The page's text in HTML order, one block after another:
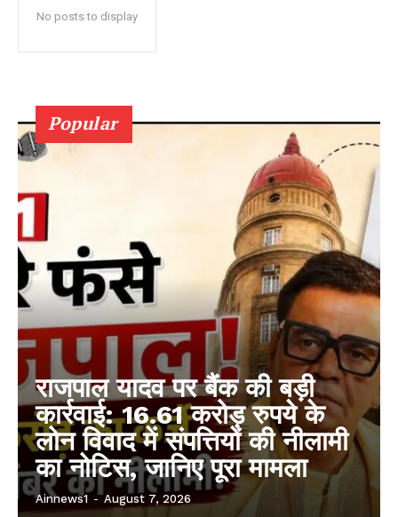
No posts to display
Popular
राजपाल यादव पर बैंक की बड़ी
कार्रवाई: 16.61 करोड़ रुपये के
लोन विवाद में संपत्तियों की नीलामी
का नोटिस, जानिए पूरा मामला
Ainnews1 - August 7, 2026